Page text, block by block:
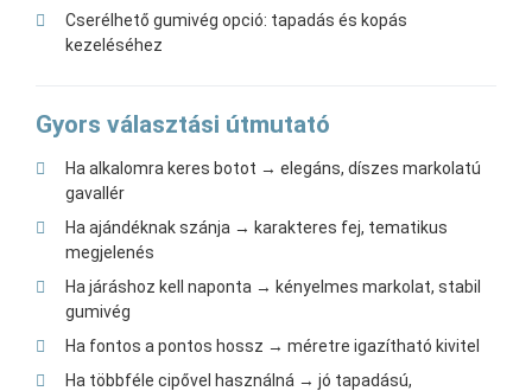
Cserélhető gumivég opció: tapadás és kopás
kezeléséhez
Gyors választási útmutató
Ha alkalomra keres botot → elegáns, díszes markolatú
gavallér
Ha ajándéknak szánja → karakteres fej, tematikus
megjelenés
Ha járáshoz kell naponta → kényelmes markolat, stabil
gumivég
Ha fontos a pontos hossz → méretre igazítható kivitel
Ha többféle cipővel használná → jó tapadású,